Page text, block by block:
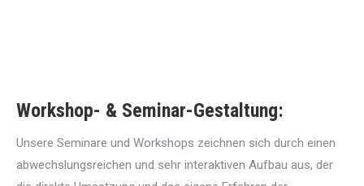
Workshop- & Seminar-Gestaltung:
Unsere Seminare und Workshops zeichnen sich durch einen
abwechslungsreichen und sehr interaktiven Aufbau aus, der